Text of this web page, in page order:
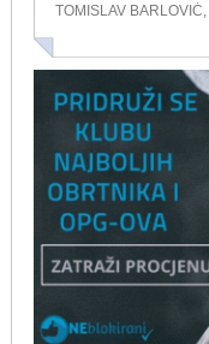
TOMISLAV BARLOVIĆ,